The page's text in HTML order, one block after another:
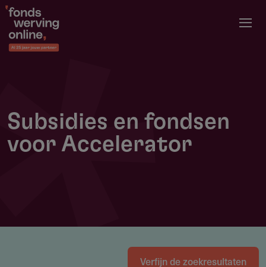
Overslaan
naar
de
Subsidies en fondsen
voor Accelerator
Verfijn de zoekresultaten